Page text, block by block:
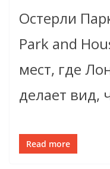
Остерли
Park and
мест, где
делает вид,
Read more